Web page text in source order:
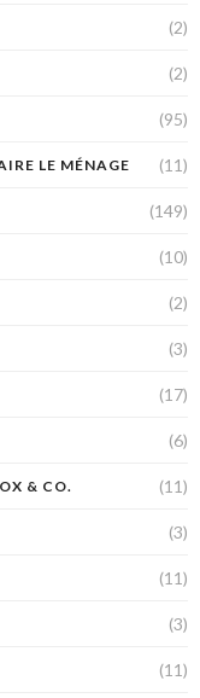
(2)
(2)
(95)
LE MÉNAGE (11)
(149)
(10)
(2)
(3)
(17)
(6)
& CO. (11)
(3)
(11)
(3)
(11)